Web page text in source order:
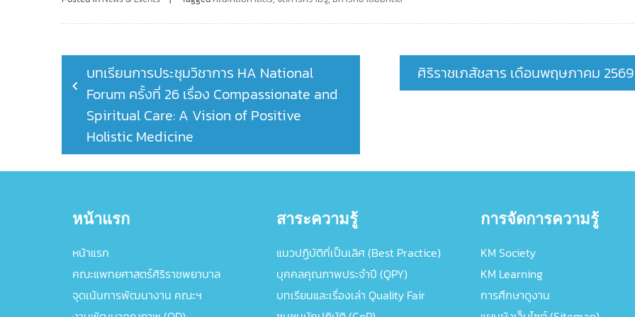
Post
navigation
บทเรียนการประชุมวิชาการ HA National
Forum ครั้งที่ 26 เรื่อง Compassionate and
Spiritual Care: A Vision of Positive
Holistic Medicine
ศิริราชเภสัชสาร เดือนพฤษภาคม 2569
หน้าแรก
หน้าแรก
คณะแพทยศาสตร์ศิริราชพยาบาล
จุดเน้นการพัฒนางาน คณะฯ
สาระความรู้
แนวปฏิบัติที่เป็นเลิศ (Best Practice)
บุคคลคุณภาพประจำปี (QPY)
บทเรียนและเรื่องเล่า Quality Fair
การจัดการความรู้
KM Society
KM Learning
การศึกษาดูงาน